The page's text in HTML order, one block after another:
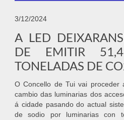
3/12/2024
A LED
DE EMITIR
TONELADAS DE
O Concello de Tui vai proceder
cambio das luminarias dos
á cidade pasando do actual
de sodio por luminarias con